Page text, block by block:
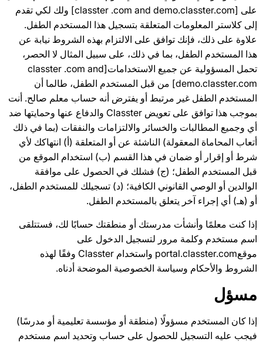
على [classter .com and demo.classter.com] ولك لكي تقدم
إلى كلاستر المعلومات المتعلقة بتسجيل هذا المستخدم الطفل.
علاوة على ذلك، فإنك توافق على الالتزام بهذه الشروط نيابة عن
هذا المستخدم الطفل، بما في ذلك، على سبيل المثال لا الحصر،
تحمل المسؤولية عن جميع الاستخدامات[classter .com and
demo.classter.com] من قبل المستخدم الطفل، طالما أن
المستخدم الطفل غير مرتبط أو يفترض أنه حساب معلم صالح. أنت
بموجب هذا توافق على تعويض Classter والدفاع عنها وحمايتها ضد
أي وجميع المطالبات والخسائر والالتزامات والنفقات (بما في ذلك
أتعاب المحاماة المعقولة) الناشئة عن أو المتعلقة (أ) انتهاكك لأي
شرط أو إقرار أو ضمان في هذا القسم (ب) استخدام الموقع من
قبل المستخدم الطفل؛ (ج) فشلك في الحصول على موافقة
الوالدين أو الوصي القانوني الكافية؛ (د) تسجيلك للمستخدم الطفل،
أو (هـ) أي إجراء آخر يتعلق بالمستخدم الطفل.
إذا كنت معلمًا وأنشأت مدرستك أو منطقتك حسابًا لك، فستتلقى
اسم مستخدم وكلمة مرور لتسجيل الدخول على
موقعportal.classter.com واستخدام Classter وفقًا لهذه
الشروط والأحكام وسياسة الخصوصية الموضحة أدناه.
مسؤل
إذا كان المستخدم مسؤولًا (منطقة أو مؤسسة تعليمية أو مدرسًا)
فيجب عليه التسجيل للحصول على حساب وتحديد اسم مستخدم